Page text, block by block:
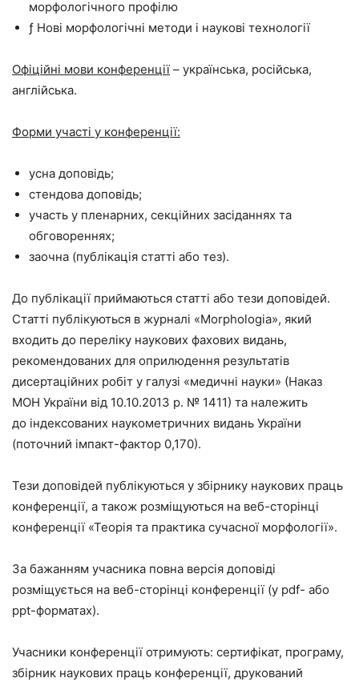
морфологічного профілю
ƒ Нові морфологічні методи і наукові технології
Офіційні мови конференції – українська, російська,
англійська.
Форми участі у конференції:
усна доповідь;
стендова доповідь;
участь у пленарних, секційних засіданнях та
обговореннях;
заочна (публікація статті або тез).
До публікації приймаються статті або тези доповідей.
Статті публікуються в журналі «Morphologia», який
входить до переліку наукових фахових видань,
рекомендованих для оприлюдення результатів
дисертаційних робіт у галузі «медичні науки» (Наказ
МОН України від 10.10.2013 р. № 1411) та належить
до індексованих наукометричних видань України
(поточний імпакт-фактор 0,170).
Тези доповідей публікуються у збірнику наукових праць
конференції, а також розміщуються на веб-сторінці
конференції «Теорія та практика сучасної морфології».
За бажанням учасника повна версія доповіді
розміщується на веб-сторінці конференції (у pdf- або
ppt-форматах).
Учасники конференції отримують: сертифікат, програму,
збірник наукових праць конференції, друкований